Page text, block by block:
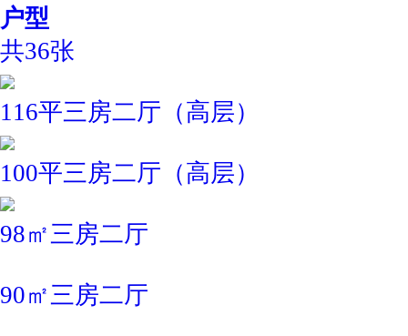
户型
共36张
116平三房二厅（高层）
100平三房二厅（高层）
98㎡三房二厅
90㎡三房二厅